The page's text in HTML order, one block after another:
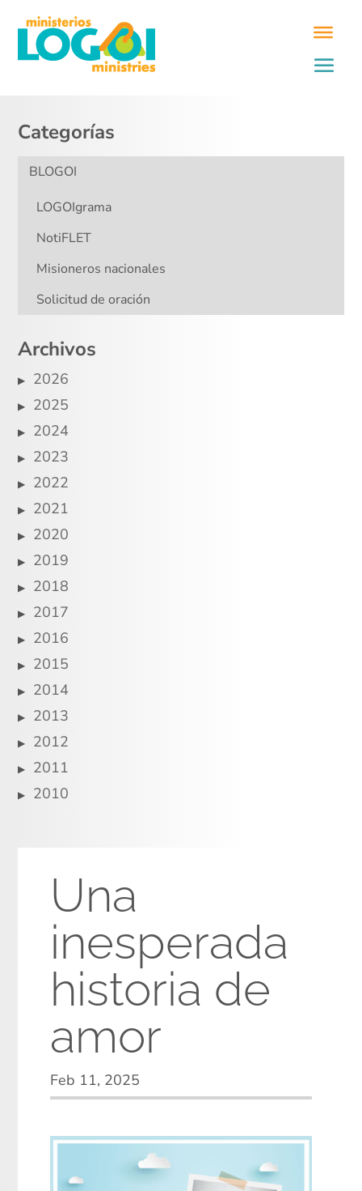
Categorías
BLOGOI
LOGOIgrama
NotiFLET
Misioneros nacionales
Solicitud de oración
Archivos
2026
2025
2024
2023
2022
2021
2020
2019
2018
2017
2016
2015
2014
2013
2012
2011
2010
Una
inesperada
historia de
amor
Feb 11, 2025